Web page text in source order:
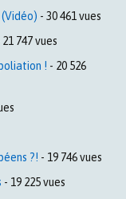
(Vidéo) - 30 461 vues
21 747 vues
! - 20 526
?! - 19 746 vues
- 19 225 vues